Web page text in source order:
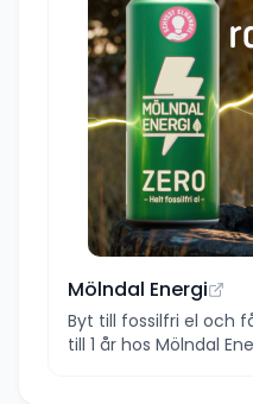
Mölndal Energi
Byt till fossilfri el och
till 1 år hos Mölndal